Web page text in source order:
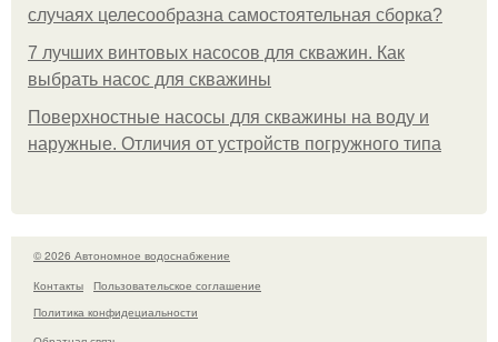
случаях целесообразна самостоятельная сборка?
7 лучших винтовых насосов для скважин. Как
выбрать насос для скважины
Поверхностные насосы для скважины на воду и
наружные. Отличия от устройств погружного типа
© 2026 Автономное водоснабжение
Контакты
Пользовательское соглашение
Политика конфидециальности